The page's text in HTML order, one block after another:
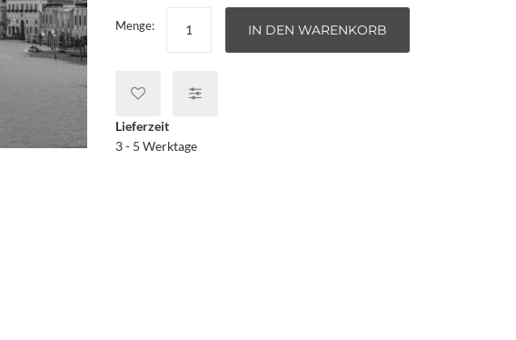
Menge: IN DEN WARENKORB
Lieferzeit
3 - 5 Werktage